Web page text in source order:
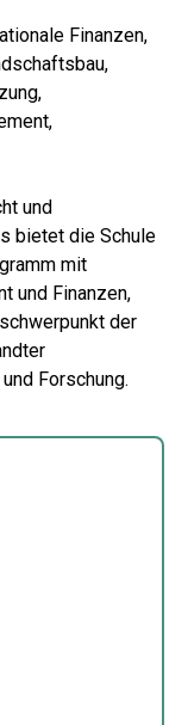
Finanzen,
und
bietet die Schule
mit
und Finanzen,
der
Forschung.